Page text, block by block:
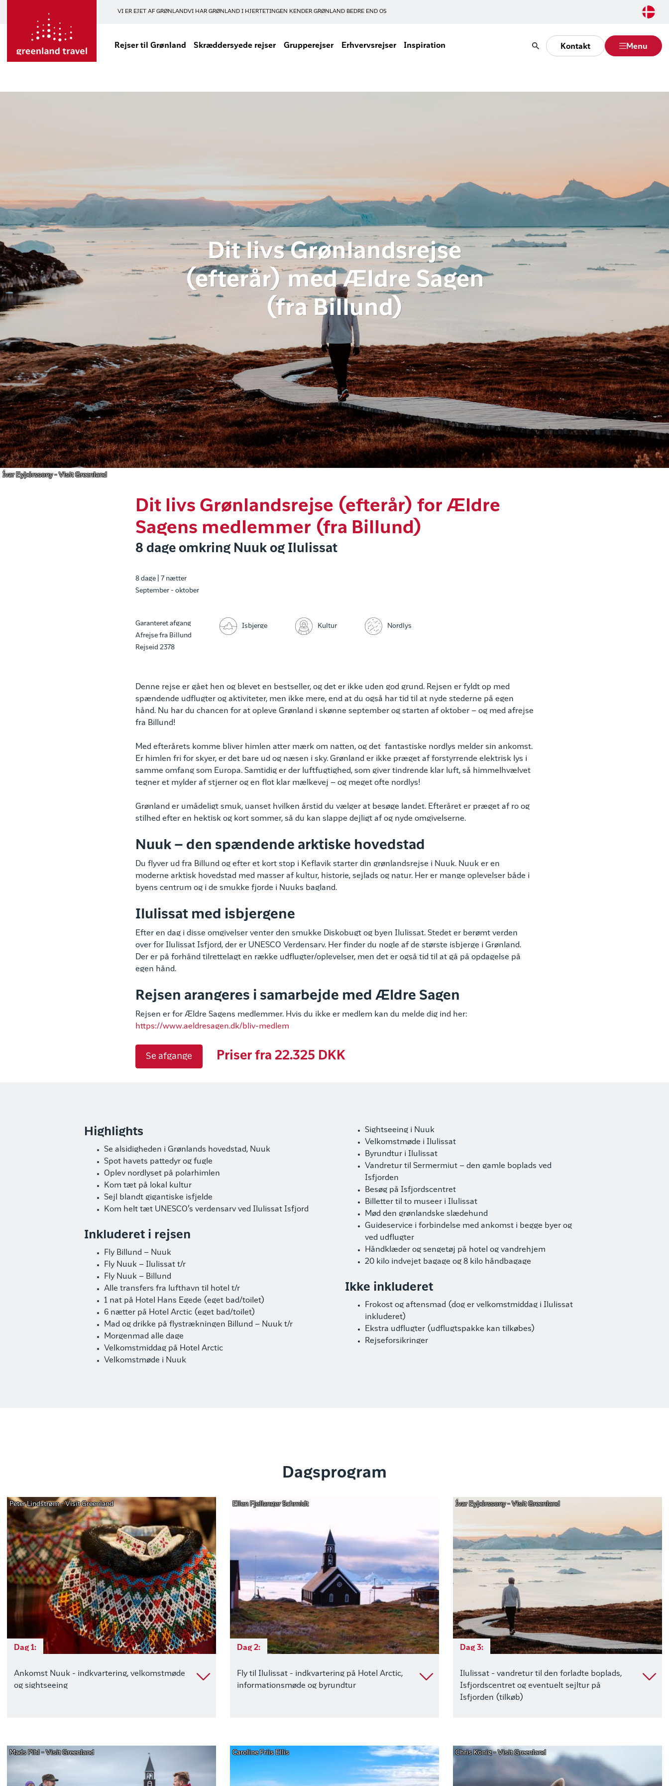
VI ER EJET AF GRØNLANDVI HAR GRØNLAND I HJERTET INGEN KENDER GRØNLAND BEDRE END OS
Rejser til Grønland Skræddersyede rejser Grupperejser Erhvervsrejser Inspiration Søg Kontakt Menu
Dit livs Grønlandsrejse
(efterår) med Ældre Sagen
(fra Billund)
Ívar Eyþórssony - Visit Greenland
Dit livs Grønlandsrejse (efterår) for Ældre
Sagens medlemmer (fra Billund)
8 dage omkring Nuuk og Ilulissat
8 dage | 7 nætter
September - oktober
Garanteret afgang
Afrejse fra Billund
Rejseid 2378
Isbjerge Kultur Nordlys
Denne rejse er gået hen og blevet en bestseller, og det er ikke uden god grund. Rejsen er fyldt op med
spændende udflugter og aktiviteter, men ikke mere, end at du også har tid til at nyde stederne på egen
hånd. Nu har du chancen for at opleve Grønland i skønne september og starten af oktober – og med afrejse
fra Billund!
Med efterårets komme bliver himlen atter mærk om natten, og det fantastiske nordlys melder sin ankomst.
Er himlen fri for skyer, er det bare ud og næsen i sky. Grønland er ikke præget af forstyrrende elektrisk lys i
samme omfang som Europa. Samtidig er der luftfugtighed, som giver tindrende klar luft, så himmelhvælvet
tegner et mylder af stjerner og en flot klar mælkevej – og meget ofte nordlys!
Grønland er umådeligt smuk, uanset hvilken årstid du vælger at besøge landet. Efteråret er præget af ro og
stilhed efter en hektisk og kort sommer, så du kan slappe dejligt af og nyde omgivelserne.
Nuuk – den spændende arktiske hovedstad
Du flyver ud fra Billund og efter et kort stop i Keflavik starter din grønlandsrejse i Nuuk. Nuuk er en
moderne arktisk hovedstad med masser af kultur, historie, sejlads og natur. Her er mange oplevelser både i
byens centrum og i de smukke fjorde i Nuuks bagland.
Ilulissat med isbjergene
Efter en dag i disse omgivelser venter den smukke Diskobugt og byen Ilulissat. Stedet er berømt verden
over for Ilulissat Isfjord, der er UNESCO Verdensarv. Her finder du nogle af de største isbjerge i Grønland.
Der er på forhånd tilrettelagt en række udflugter/oplevelser, men det er også tid til at gå på opdagelse på
egen hånd.
Rejsen arangeres i samarbejde med Ældre Sagen
Rejsen er for Ældre Sagens medlemmer. Hvis du ikke er medlem kan du melde dig ind her:
https://www.aeldresagen.dk/bliv-medlem
Se afgange Priser fra 22.325 DKK
Highlights
Se alsidigheden i Grønlands hovedstad, Nuuk
Spot havets pattedyr og fugle
Oplev nordlyset på polarhimlen
Kom tæt på lokal kultur
Sejl blandt gigantiske isfjelde
Kom helt tæt UNESCO’s verdensarv ved Ilulissat Isfjord
Inkluderet i rejsen
Fly Billund – Nuuk
Fly Nuuk – Ilulissat t/r
Fly Nuuk – Billund
Alle transfers fra lufthavn til hotel t/r
1 nat på Hotel Hans Egede (eget bad/toilet)
6 nætter på Hotel Arctic (eget bad/toilet)
Mad og drikke på flystrækningen Billund – Nuuk t/r
Morgenmad alle dage
Velkomstmiddag på Hotel Arctic
Velkomstmøde i Nuuk
Sightseeing i Nuuk
Velkomstmøde i Ilulissat
Byrundtur i Ilulissat
Vandretur til Sermermiut – den gamle boplads ved
Isfjorden
Besøg på Isfjordscentret
Billetter til to museer i Ilulissat
Mød den grønlandske slædehund
Guideservice i forbindelse med ankomst i begge byer og
ved udflugter
Håndklæder og sengetøj på hotel og vandrehjem
20 kilo indvejet bagage og 8 kilo håndbagage
Ikke inkluderet
Frokost og aftensmad (dog er velkomstmiddag i Ilulissat
inkluderet)
Ekstra udflugter (udflugtspakke kan tilkøbes)
Rejseforsikringer
Dagsprogram
Peter Lindstrøm - Visit Greenland
Dag 1:
Ankomst Nuuk - indkvartering, velkomstmøde
og sightseeing
Ellen Fjellanger Schmidt
Dag 2:
Fly til Ilulissat - indkvartering på Hotel Arctic,
informationsmøde og byrundtur
Ívar Eyþórssony - Visit Greenland
Dag 3:
Ilulissat - vandretur til den forladte boplads,
Isfjordscentret og eventuelt sejltur på
Isfjorden (tilkøb)
Mads Pihl - Visit Greenland Caroline Friis Ellis Chris König - Visit Greenland